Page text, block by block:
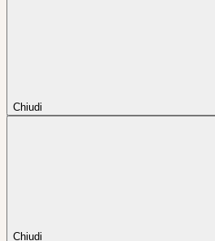
Chiudi
Chiudi